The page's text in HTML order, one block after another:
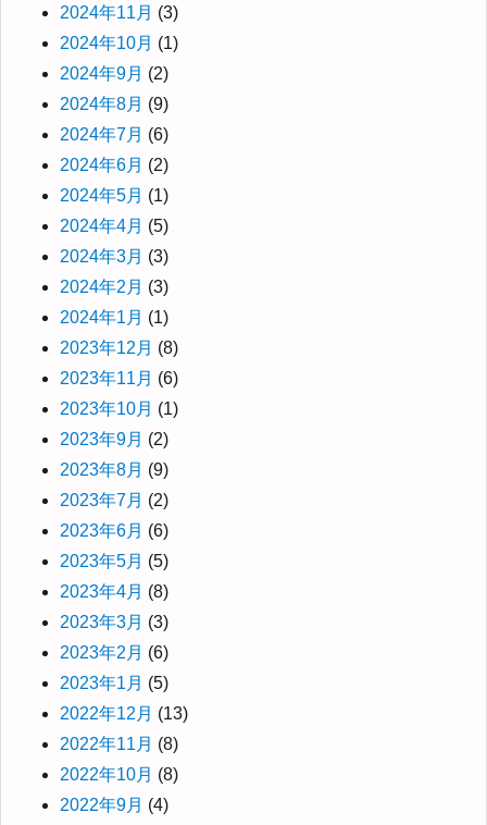
2024年11月 (3)
2024年10月 (1)
2024年9月 (2)
2024年8月 (9)
2024年7月 (6)
2024年6月 (2)
2024年5月 (1)
2024年4月 (5)
2024年3月 (3)
2024年2月 (3)
2024年1月 (1)
2023年12月 (8)
2023年11月 (6)
2023年10月 (1)
2023年9月 (2)
2023年8月 (9)
2023年7月 (2)
2023年6月 (6)
2023年5月 (5)
2023年4月 (8)
2023年3月 (3)
2023年2月 (6)
2023年1月 (5)
2022年12月 (13)
2022年11月 (8)
2022年10月 (8)
2022年9月 (4)